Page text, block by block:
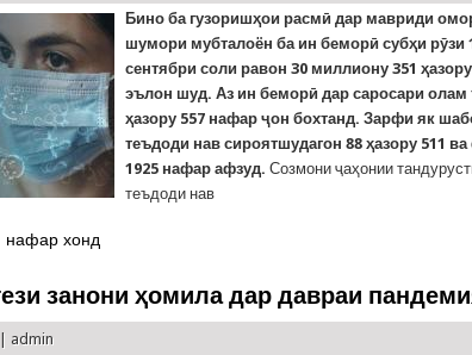
Бино ба гузоришҳои расмӣ дар мавриди
шумори мубталоён ба ин беморӣ субҳи рӯзи
сентябри соли равон 30 миллиону 351
эълон шуд. Аз ин беморӣ дар саросари олам
ҳазору 557 нафар ҷон бохтанд. Зарфи як
теъдоди нав сироятшудагон 88 ҳазору 511
1925 нафар афзуд. Созмони ҷаҳонии
теъдоди нав
дар Тоҷикистон низ батадриҷ ва оҳиста рӯ ба
нафар хонд
занони ҳомила дар давраи
admin